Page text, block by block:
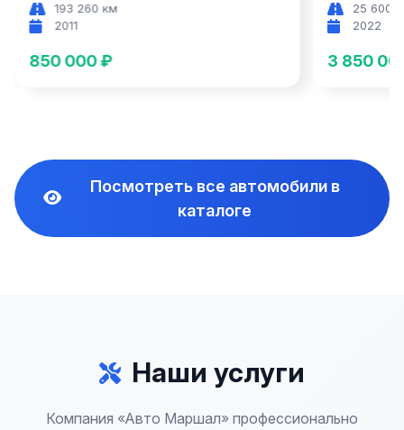
193 260 км
2011
850 000 ₽
25 600
2022
3 850
Посмотреть все автомобили в
каталоге
Наши услуги
Компания «Авто Маршал» профессионально